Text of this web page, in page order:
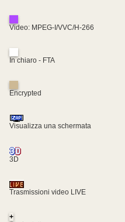
Video: MPEG-I/VVC/H-266
In chiaro - FTA
Encrypted
Visualizza una schermata
3D
Trasmissioni video LIVE
+